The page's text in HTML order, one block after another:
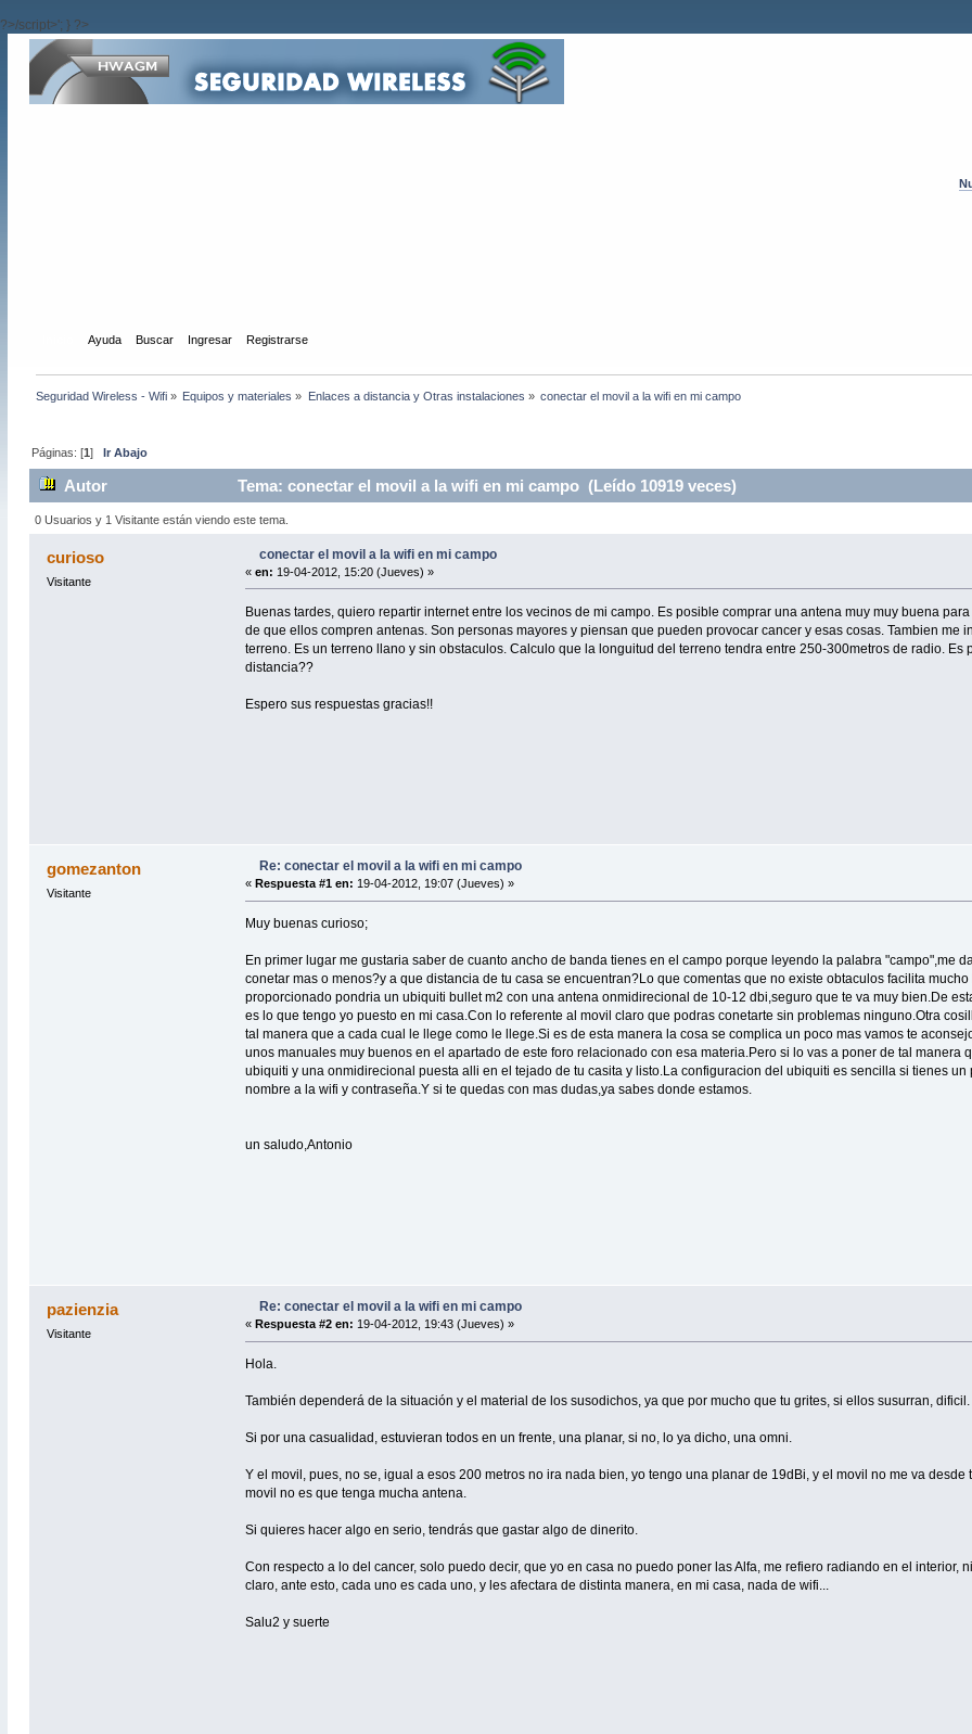
?>/script>'; } ?>
Ayuda Buscar Ingresar Registrarse
Seguridad Wireless - Wifi» Equipos y materiales » Enlaces a distancia y Otras instalaciones » conectar el movil a la wifi en mi campo
Páginas: [1] Ir Abajo
Autor Tema: conectar el movil a la wifi en mi campo (Leído 10919 veces)
0 Usuarios y 1 Visitante están viendo este tema.
curioso
Visitante
conectar el movil a la wifi en mi campo
«en: 19-04-2012, 15:20 (Jueves) »
Buenas tardes, quiero repartir internet entre los vecinos de mi campo. Es posible comprar una antena muy muy buena
de que ellos compren antenas. Son personas mayores y piensan que pueden provocar cancer y esas cosas. Tambien
terreno. Es un terreno llano y sin obstaculos. Calculo que la longuitud del terreno tendra entre 250-300metros de radio.
distancia??
Espero sus respuestas gracias!!
gomezanton
Visitante
Re: conectar el movil a la wifi en mi campo
«Respuesta #1 en: 19-04-2012, 19:07 (Jueves) »
Muy buenas curioso;
En primer lugar me gustaria saber de cuanto ancho de banda tienes en el campo porque leyendo la palabra "campo",me
conetar mas o menos?y a que distancia de tu casa se encuentran?Lo que comentas que no existe obtaculos facilita
proporcionado pondria un ubiquiti bullet m2 con una antena onmidirecional de 10-12 dbi,seguro que te va muy bien.De
es lo que tengo yo puesto en mi casa.Con lo referente al movil claro que podras conetarte sin problemas ninguno.Otra
tal manera que a cada cual le llege como le llege.Si es de esta manera la cosa se complica un poco mas vamos te
unos manuales muy buenos en el apartado de este foro relacionado con esa materia.Pero si lo vas a poner de tal
ubiquiti y una onmidirecional puesta alli en el tejado de tu casita y listo.La configuracion del ubiquiti es sencilla si tienes
nombre a la wifi y contraseña.Y si te quedas con mas dudas,ya sabes donde estamos.
un saludo,Antonio
pazienzia
Visitante
Re: conectar el movil a la wifi en mi campo
« Respuesta #2 en: 19-04-2012, 19:43 (Jueves) »
Hola.
También dependerá de la situación y el material de los susodichos, ya que por mucho que tu grites, si ellos susurran, dificil.
Si por una casualidad, estuvieran todos en un frente, una planar, si no, lo ya dicho, una omni.
Y el movil, pues, no se, igual a esos 200 metros no ira nada bien, yo tengo una planar de 19dBi, y el movil no me va
movil no es que tenga mucha antena.
Si quieres hacer algo en serio, tendrás que gastar algo de dinerito.
Con respecto a lo del cancer, solo puedo decir, que yo en casa no puedo poner las Alfa, me refiero radiando en el
claro, ante esto, cada uno es cada uno, y les afectara de distinta manera, en mi casa, nada de wifi...
Salu2 y suerte